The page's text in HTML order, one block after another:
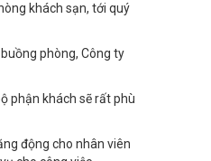
khách sạn, tới quý
phòng, Công ty
phận khách sẽ rất phù
động cho nhân viên